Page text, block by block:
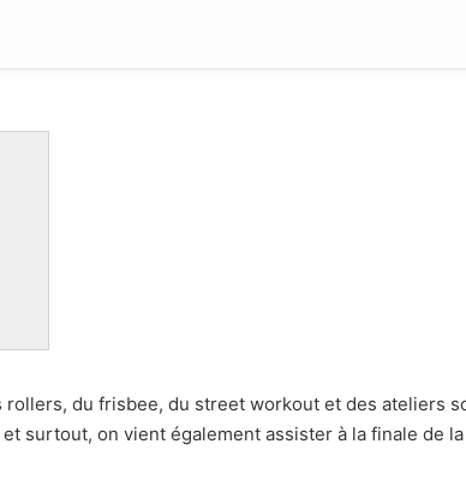
rollers, du frisbee, du street workout et des ateliers
surtout, on vient également assister à la finale de